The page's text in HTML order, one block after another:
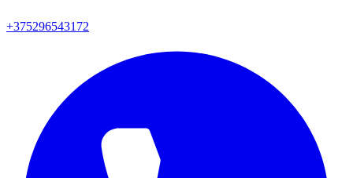
+375296543172